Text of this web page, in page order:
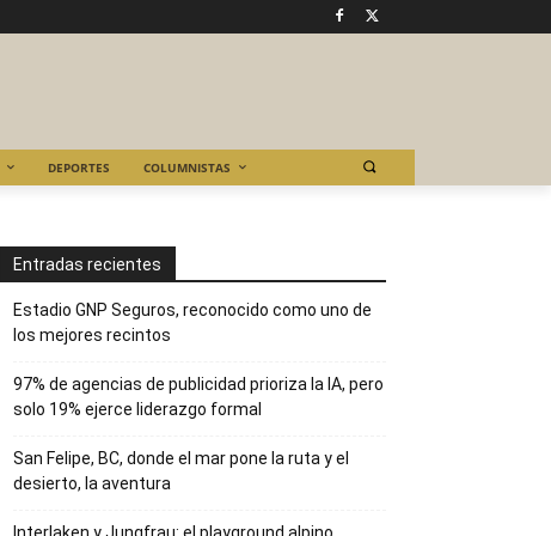
DEPORTES COLUMNISTAS
Entradas recientes
Estadio GNP Seguros, reconocido como uno de
los mejores recintos
97% de agencias de publicidad prioriza la IA, pero
solo 19% ejerce liderazgo formal
San Felipe, BC, donde el mar pone la ruta y el
desierto, la aventura